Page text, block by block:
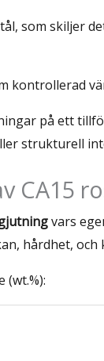
som skiljer
kontrollerad
på ett
strukturell
CA15
vars
hårdhet, och
(wt.%):